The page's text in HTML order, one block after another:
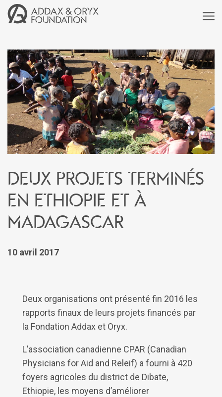
Deux projets terminés
en Ethiopie et à
Madagascar
10 avril 2017
Deux organisations ont présenté fin 2016 les
rapports finaux de leurs projets financés par
la Fondation Addax et Oryx.
L’association canadienne CPAR (Canadian
Physicians for Aid and Releif) a fourni à 420
foyers agricoles du district de Dibate,
Ethiopie, les moyens d’améliorer